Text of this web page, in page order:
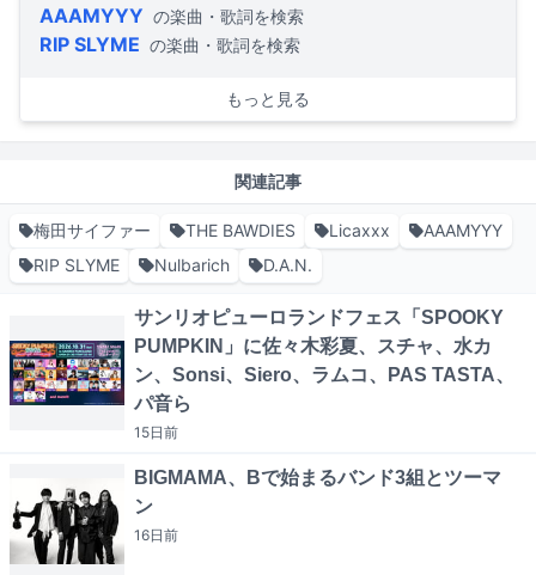
AAAMYYY の楽曲・歌詞を検索
RIP SLYME の楽曲・歌詞を検索
もっと見る
関連記事
梅田サイファー THE BAWDIES Licaxxx
AAAMYYY
RIP SLYME
Nulbarich D.A.N.
サンリオピューロランドフェス「SPOOKY
PUMPKIN」に佐々木彩夏、スチャ、水カ
ン、Sonsi、Siero、ラムコ、PAS TASTA、
パ音ら
15日前
BIGMAMA、Bで始まるバンド3組とツーマ
ン
16日前